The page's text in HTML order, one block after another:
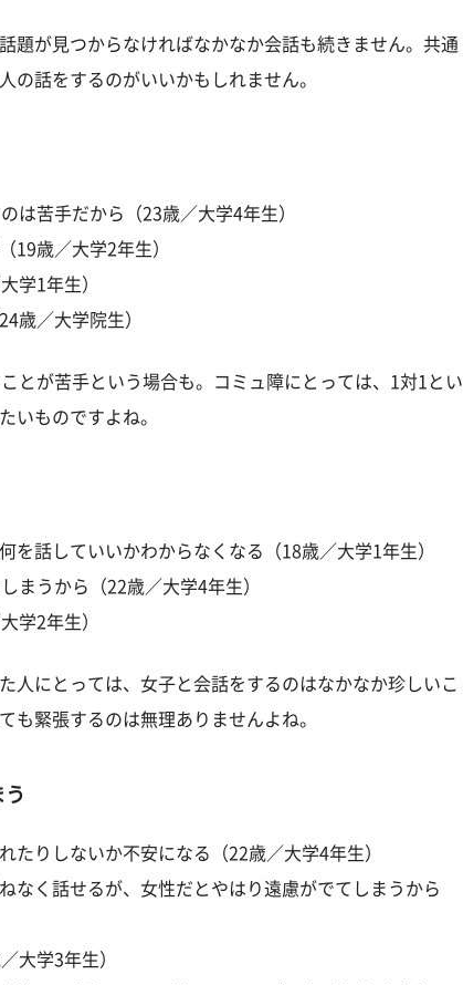
題が見つからなければなかなか会話も続きません。共通
の話をするのがいいかもしれません。
は苦手だから（23歳／大学4年生）
19歳／大学2年生）
学1年生）
歳／大学院生）
とが苦手という場合も。コミュ障にとっては、1対1とい
いものですよね。
を話していいかわからなくなる（18歳／大学1年生）
まうから（22歳／大学4年生）
学2年生）
人にとっては、女子と会話をするのはなかなか珍しいこ
も緊張するのは無理ありませんよね。
たりしないか不安になる（22歳／大学4年生）
なく話せるが、女性だとやはり遠慮がでてしまうから
大学3年生）